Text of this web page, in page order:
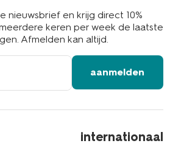
nieuwsbrief en krijg direct 10%
keren per week de laatste
Afmelden kan altijd.
aanmelden
internationaal